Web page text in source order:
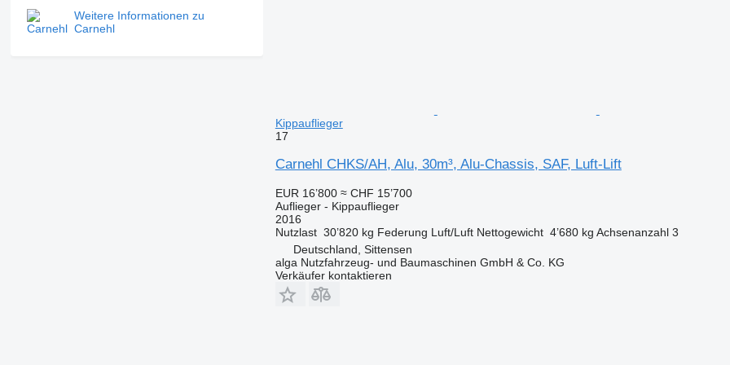
Weitere Informationen zu
Carnehl
Kippauflieger
17
Carnehl CHKS/AH, Alu, 30m³, Alu-Chassis, SAF, Luft-Lift
EUR 16’800 ≈ CHF 15’700
Auflieger - Kippauflieger
2016
Nutzlast 30’820 kg Federung Luft/Luft Nettogewicht 4’680 kg Achsenanzahl 3
Deutschland, Sittensen
alga Nutzfahrzeug- und Baumaschinen GmbH & Co. KG
Verkäufer kontaktieren